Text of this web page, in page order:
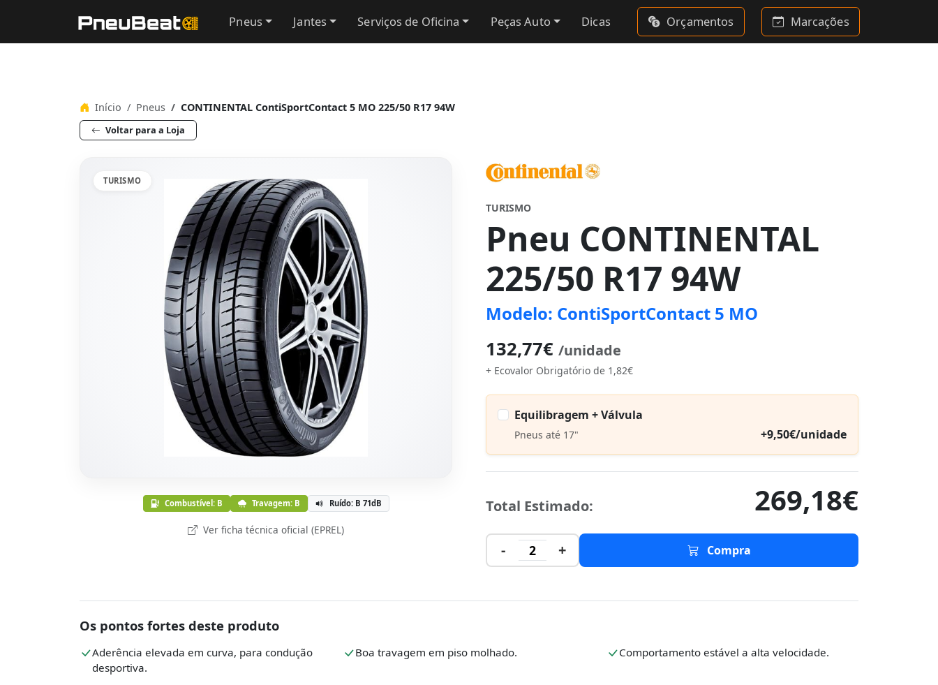
Pneus Jantes Serviços de Oficina Peças Auto Dicas Orçamentos Marcações
Início Pneus CONTINENTAL ContiSportContact 5 MO 225/50 R17 94W
Voltar para a Loja
TURISMO
Combustível: B Travagem: B Ruído: B 71dB
Ver ficha técnica oficial (EPREL)
TURISMO
Pneu CONTINENTAL
225/50 R17 94W
Modelo: ContiSportContact 5 MO
132,77€ /unidade
+ Ecovalor Obrigatório de 1,82€
Equilibragem + Válvula
Pneus até 17" +9,50€/unidade
Total Estimado: 269,18€
- 2 + Compra
Os pontos fortes deste produto
Aderência elevada em curva, para condução
desportiva.
Boa travagem em piso molhado. Comportamento estável a alta velocidade.